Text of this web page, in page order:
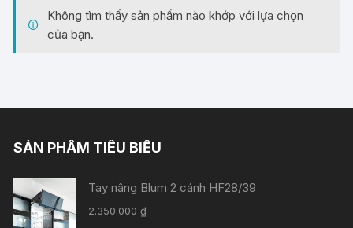
Không tìm thấy sản phẩm nào khớp với lựa chọn
của bạn.
SẢN PHẨM TIÊU BIỂU
Tay nâng Blum 2 cánh HF28/39
2.350.000₫